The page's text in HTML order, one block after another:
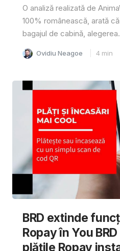
O analiză realizată de
100% românească, arată
bagajul de cabină,
Ovidiu Neagoe 4 min
BRD extinde
Ropay în You
plățile Ropay